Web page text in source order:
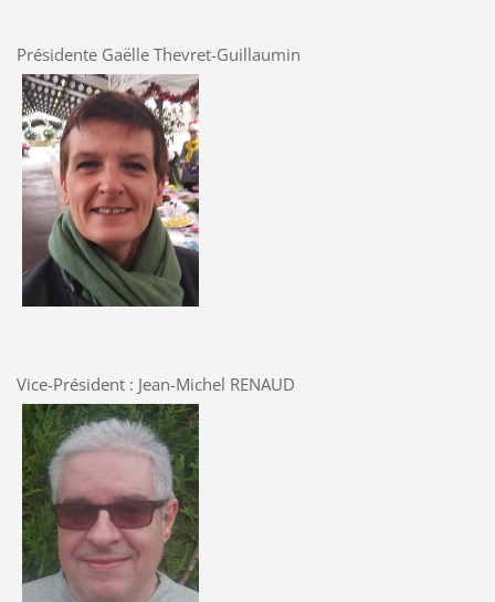
Présidente Gaëlle Thevret-Guillaumin
Vice-Président : Jean-Michel RENAUD